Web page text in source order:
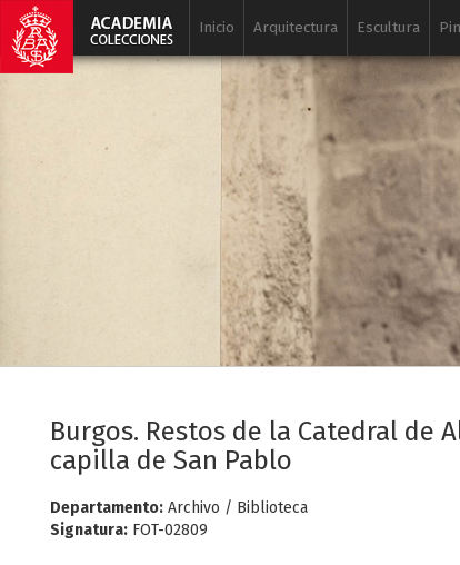
Inicio Arquitectura Escultura
Burgos. Restos de la Catedral de
capilla de San Pablo
Departamento: Archivo / Biblioteca
Signatura: FOT-02809